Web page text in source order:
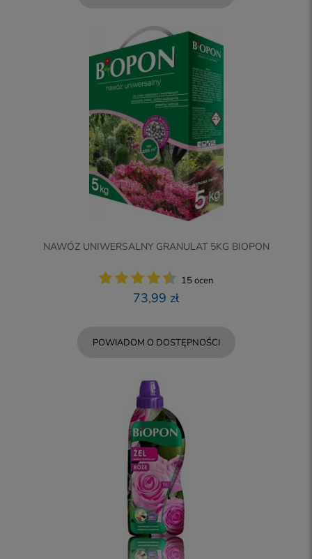
NAWÓZ UNIWERSALNY GRANULAT 5KG BIOPON
15 ocen
73,99 zł
POWIADOM O DOSTĘPNOŚCI